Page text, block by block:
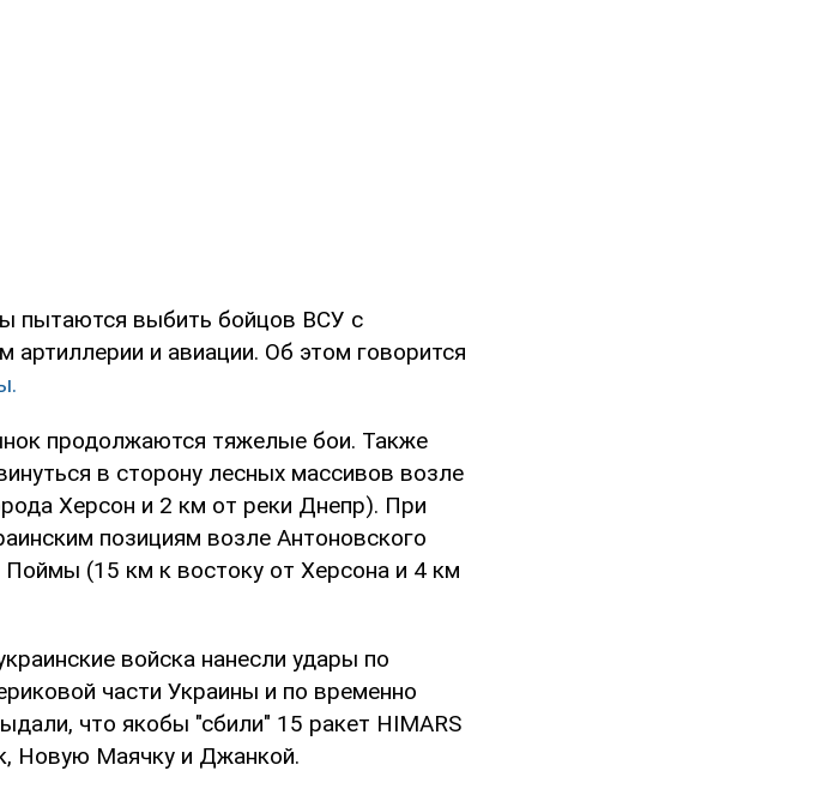
пытаются выбить бойцов ВСУ с
и авиации. Об этом говорится
продолжаются тяжелые бои. Также
в сторону лесных массивов возле
Херсон и 2 км от реки Днепр). При
позициям возле Антоновского
(15 км к востоку от Херсона и 4 км
войска нанесли удары по
части Украины и по временно
что якобы "сбили" 15 ракет HIMARS
Новую Маячку и Джанкой.